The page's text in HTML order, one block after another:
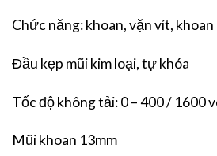
Chức năng: khoan, vặn vít, khoan
Đầu kẹp mũi kim loại, tự khóa
Tốc độ không tải: 0 – 400 / 1600
Mũi khoan 13mm